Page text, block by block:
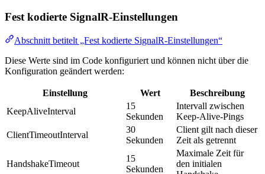
Fest kodierte SignalR-Einstellungen
Abschnitt betitelt „Fest kodierte SignalR-Einstellungen“
Diese Werte sind im Code konfiguriert und können nicht über die
Konfiguration geändert werden:
Einstellung Wert
Beschreibung
KeepAliveInterval
15
Sekunden
Intervall zwischen
Keep-Alive-Pings
ClientTimeoutInterval
30
Sekunden
Client gilt nach dieser
Zeit als getrennt
HandshakeTimeout
15
Sekunden
Maximale Zeit für
den initialen